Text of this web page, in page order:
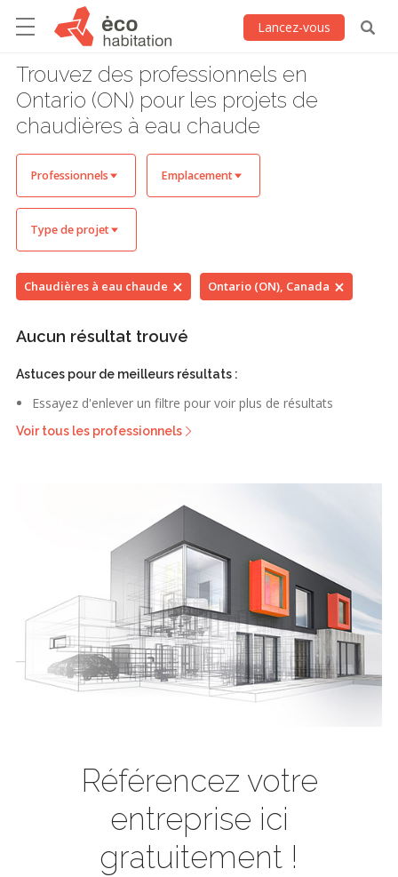
Lancez-vous
Trouvez des professionnels en
Ontario (ON) pour les projets de
chaudières à eau chaude
Professionnels Emplacement
Type de projet
Chaudières à eau chaude Ontario (ON), Canada
Aucun résultat trouvé
Astuces pour de meilleurs résultats :
Essayez d'enlever un filtre pour voir plus de résultats
Voir tous les professionnels
Référencez votre
entreprise ici
gratuitement !